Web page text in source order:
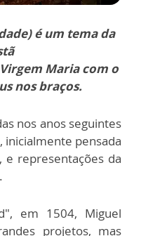
é um tema da
Maria com o
nos braços.
nos anos seguintes
inicialmente pensada
e representações da
em 1504, Miguel
projetos, mas